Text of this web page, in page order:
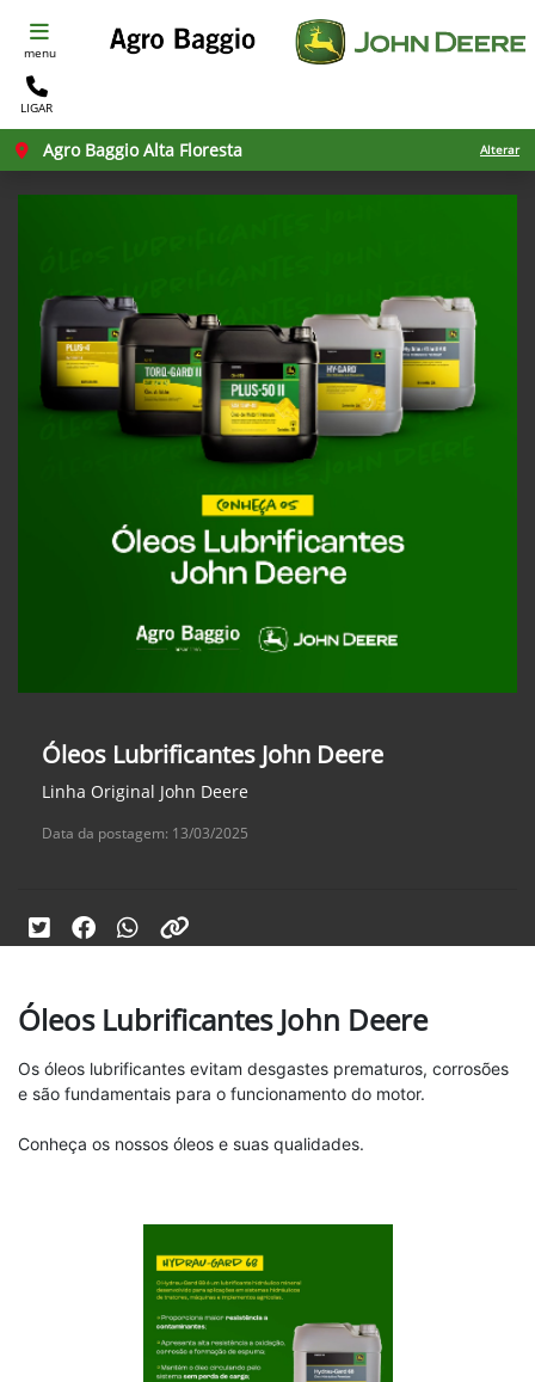
menu
LIGAR
Agro Baggio Alta Floresta Alterar
Óleos Lubrificantes John Deere
Linha Original John Deere
Data da postagem: 13/03/2025
Óleos Lubrificantes John Deere
Os óleos lubrificantes evitam desgastes prematuros, corrosões
e são fundamentais para o funcionamento do motor.
Conheça os nossos óleos e suas qualidades.